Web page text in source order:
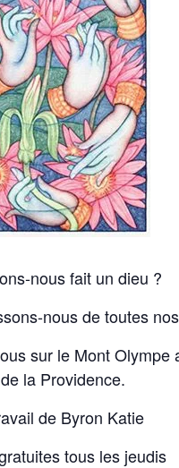
nous fait un dieu ?
nous de toutes
sur le Mont
la Providence.
de Byron Katie
tous les jeudis